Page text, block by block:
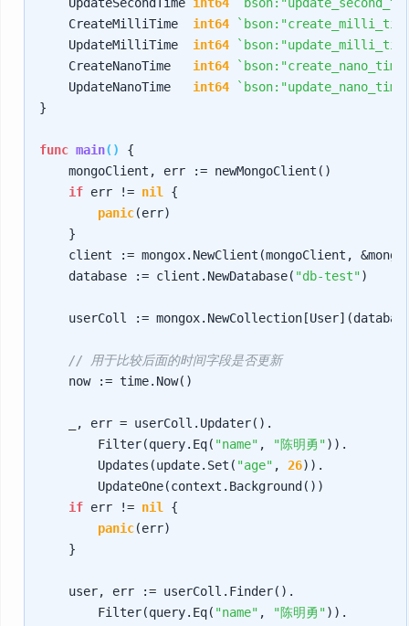
    CreateMilliTime
int64
    UpdateMilliTime
int64
    CreateNanoTime
int64
    UpdateNanoTime
int64
}
func main()
{
    mongoClient, err := newMongoClient()
if err != nil
{
panic(err)
    }
client := mongox.NewClient(mongoClient,
    database := client.NewDatabase(
"db-test")
userColl :=
// 用于比较后面的时间字段是否更新
    now := time.Now()
    _, err = userColl.Updater().
        Filter(query.Eq(
"name" , "陈明勇")).
        Updates(update.Set(
"age" , 26)).
        UpdateOne(context.Background())
if err != nil
{
panic(err)
    }
    user, err := userColl.Finder().
        Filter(query.Eq(
"name" , "陈明勇")).